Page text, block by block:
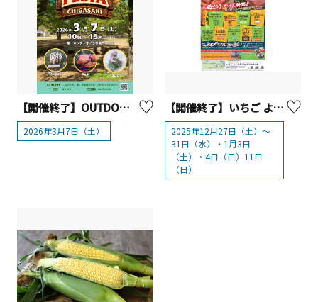
【開催終了】OUTDOOR FESTA CHIGASAKI【茅ヶ崎市】
2026年3月7日（土）
【開催終了】いちご よこすかポートマーケット 歳末大売出し＆年始イベント
2025年12月27日（土）～
31日（水）・1月3日
（土）・4日（日）11日
（日）